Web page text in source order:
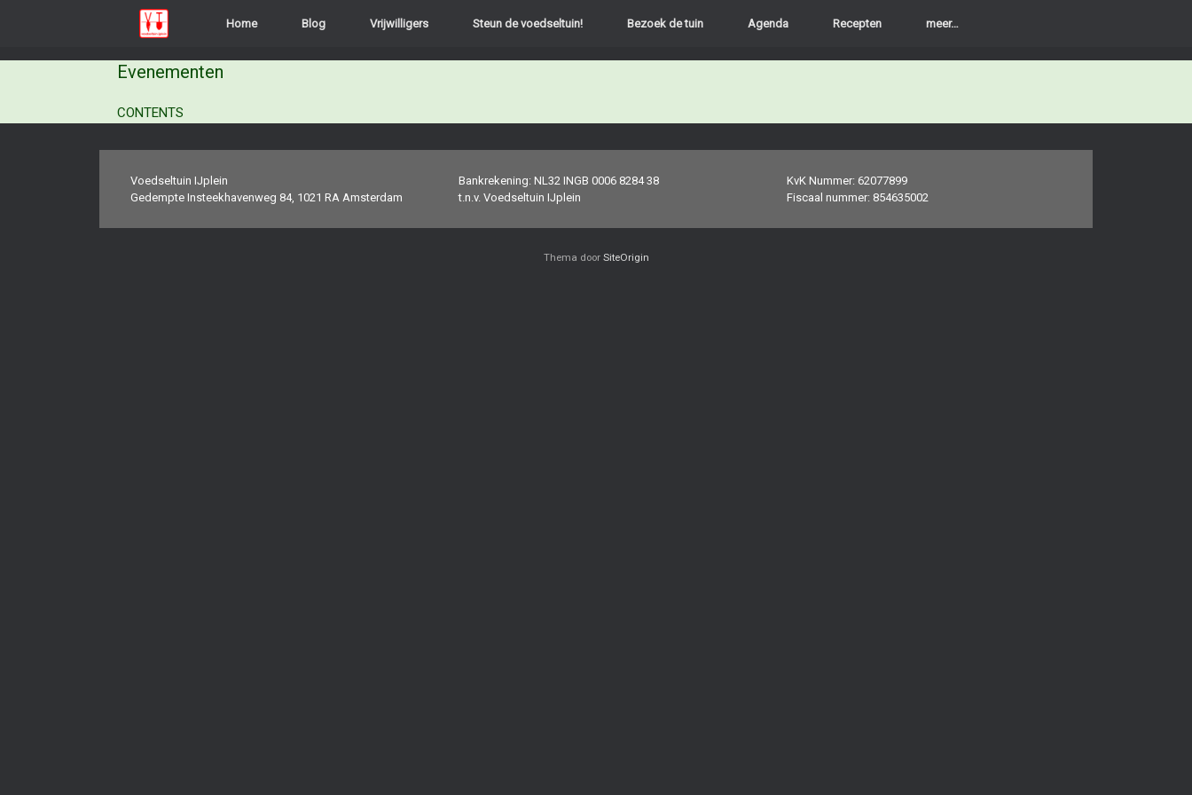
inhoud
Home Blog Vrijwilligers Steun de voedseltuin! Bezoek de tuin Agenda Recepten meer…
Evenementen
CONTENTS
Voedseltuin IJplein
Gedempte Insteekhavenweg 84, 1021 RA Amsterdam
Bankrekening: NL32 INGB 0006 8284 38
t.n.v. Voedseltuin IJplein
KvK Nummer: 62077899
Fiscaal nummer: 854635002
Thema door SiteOrigin